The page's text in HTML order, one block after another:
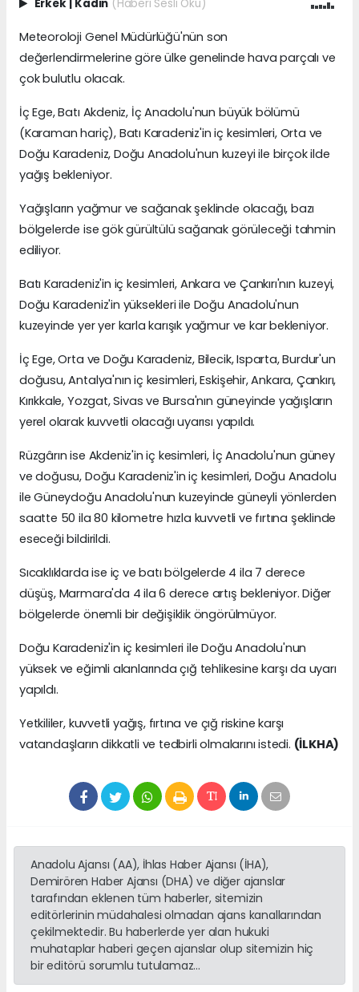
Erkek | Kadın (Haberi Sesli Oku)
Meteoroloji Genel Müdürlüğü'nün son
değerlendirmelerine göre ülke genelinde hava parçalı ve
çok bulutlu olacak.
İç Ege, Batı Akdeniz, İç Anadolu'nun büyük bölümü
(Karaman hariç), Batı Karadeniz'in iç kesimleri, Orta ve
Doğu Karadeniz, Doğu Anadolu'nun kuzeyi ile birçok ilde
yağış bekleniyor.
Yağışların yağmur ve sağanak şeklinde olacağı, bazı
bölgelerde ise gök gürültülü sağanak görüleceği tahmin
ediliyor.
Batı Karadeniz'in iç kesimleri, Ankara ve Çankırı'nın kuzeyi,
Doğu Karadeniz'in yüksekleri ile Doğu Anadolu'nun
kuzeyinde yer yer karla karışık yağmur ve kar bekleniyor.
İç Ege, Orta ve Doğu Karadeniz, Bilecik, Isparta, Burdur'un
doğusu, Antalya'nın iç kesimleri, Eskişehir, Ankara, Çankırı,
Kırıkkale, Yozgat, Sivas ve Bursa'nın güneyinde yağışların
yerel olarak kuvvetli olacağı uyarısı yapıldı.
Rüzgârın ise Akdeniz'in iç kesimleri, İç Anadolu'nun güney
ve doğusu, Doğu Karadeniz'in iç kesimleri, Doğu Anadolu
ile Güneydoğu Anadolu'nun kuzeyinde güneyli yönlerden
saatte 50 ila 80 kilometre hızla kuvvetli ve fırtına şeklinde
eseceği bildirildi.
Sıcaklıklarda ise iç ve batı bölgelerde 4 ila 7 derece
düşüş, Marmara'da 4 ila 6 derece artış bekleniyor. Diğer
bölgelerde önemli bir değişiklik öngörülmüyor.
Doğu Karadeniz'in iç kesimleri ile Doğu Anadolu'nun
yüksek ve eğimli alanlarında çığ tehlikesine karşı da uyarı
yapıldı.
Yetkililer, kuvvetli yağış, fırtına ve çığ riskine karşı
vatandaşların dikkatli ve tedbirli olmalarını istedi. (İLKHA)
Anadolu Ajansı (AA), İhlas Haber Ajansı (İHA),
Demirören Haber Ajansı (DHA) ve diğer ajanslar
tarafından eklenen tüm haberler, sitemizin
editörlerinin müdahalesi olmadan ajans kanallarından
çekilmektedir. Bu haberlerde yer alan hukuki
muhataplar haberi geçen ajanslar olup sitemizin hiç
bir editörü sorumlu tutulamaz...